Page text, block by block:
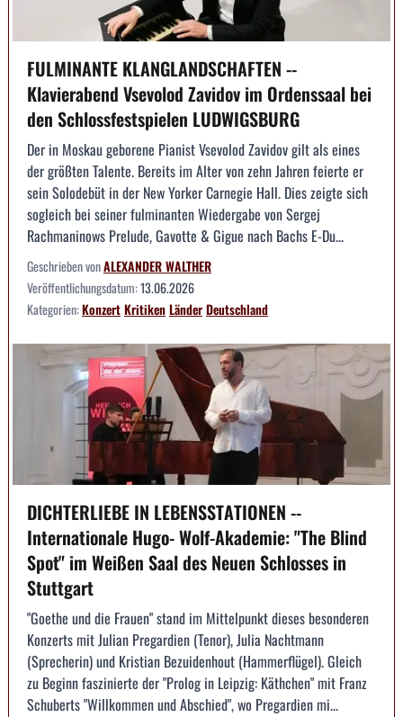
FULMINANTE KLANGLANDSCHAFTEN --
Klavierabend Vsevolod Zavidov im Ordenssaal bei
den Schlossfestspielen LUDWIGSBURG
Der in Moskau geborene Pianist Vsevolod Zavidov gilt als eines
der größten Talente. Bereits im Alter von zehn Jahren feierte er
sein Solodebüt in der New Yorker Carnegie Hall. Dies zeigte sich
sogleich bei seiner fulminanten Wiedergabe von Sergej
Rachmaninows Prelude, Gavotte & Gigue nach Bachs E-Du...
Geschrieben vonALEXANDER WALTHER
Veröffentlichungsdatum:13.06.2026
Kategorien:KonzertKritikenLänderDeutschland
DICHTERLIEBE IN LEBENSSTATIONEN --
Internationale Hugo- Wolf-Akademie: "The Blind
Spot" im Weißen Saal des Neuen Schlosses in
Stuttgart
"Goethe und die Frauen" stand im Mittelpunkt dieses besonderen
Konzerts mit Julian Pregardien (Tenor), Julia Nachtmann
(Sprecherin) und Kristian Bezuidenhout (Hammerflügel). Gleich
zu Beginn faszinierte der "Prolog in Leipzig: Käthchen" mit Franz
Schuberts "Willkommen und Abschied", wo Pregardien mi...